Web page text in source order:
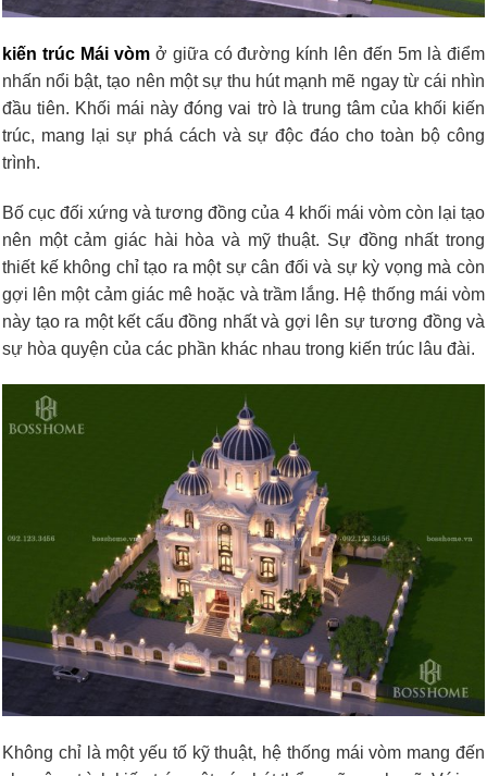
kiến trúc Mái vòm ở giữa có đường kính lên đến 5m là điểm
nhấn nổi bật, tạo nên một sự thu hút mạnh mẽ ngay từ cái nhìn
đầu tiên. Khối mái này đóng vai trò là trung tâm của khối kiến
trúc, mang lại sự phá cách và sự độc đáo cho toàn bộ công
trình.
Bố cục đối xứng và tương đồng của 4 khối mái vòm còn lại tạo
nên một cảm giác hài hòa và mỹ thuật. Sự đồng nhất trong
thiết kế không chỉ tạo ra một sự cân đối và sự kỳ vọng mà còn
gợi lên một cảm giác mê hoặc và trầm lắng. Hệ thống mái vòm
này tạo ra một kết cấu đồng nhất và gợi lên sự tương đồng và
sự hòa quyện của các phần khác nhau trong kiến trúc lâu đài.
Không chỉ là một yếu tố kỹ thuật, hệ thống mái vòm mang đến